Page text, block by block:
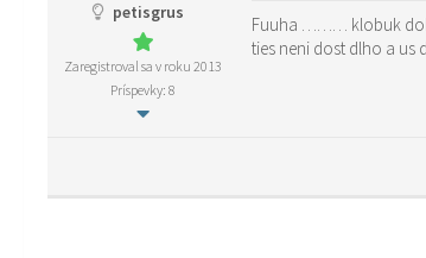
petisgrus
Zaregistroval sa v roku 2013
Príspevky: 8
Fuuha ……… klobuk
ties neni dost dlho a